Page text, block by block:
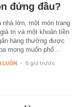
đứng đầu?
nhà lớn, một món trang
trị và một khoản tiền
hàng thường được
mong muốn phổ…
LUÔN - 6 giờ trước